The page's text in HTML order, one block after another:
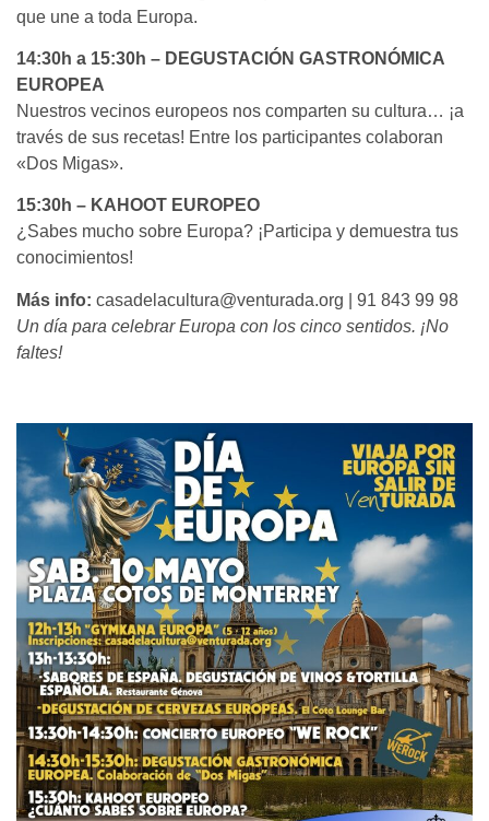
que une a toda Europa.
14:30h a 15:30h – DEGUSTACIÓN GASTRONÓMICA
EUROPEA
Nuestros vecinos europeos nos comparten su cultura… ¡a
través de sus recetas! Entre los participantes colaboran
«Dos Migas».
15:30h – KAHOOT EUROPEO
¿Sabes mucho sobre Europa? ¡Participa y demuestra tus
conocimientos!
Más info: casadelacultura@venturada.org | 91 843 99 98
Un día para celebrar Europa con los cinco sentidos. ¡No
faltes!